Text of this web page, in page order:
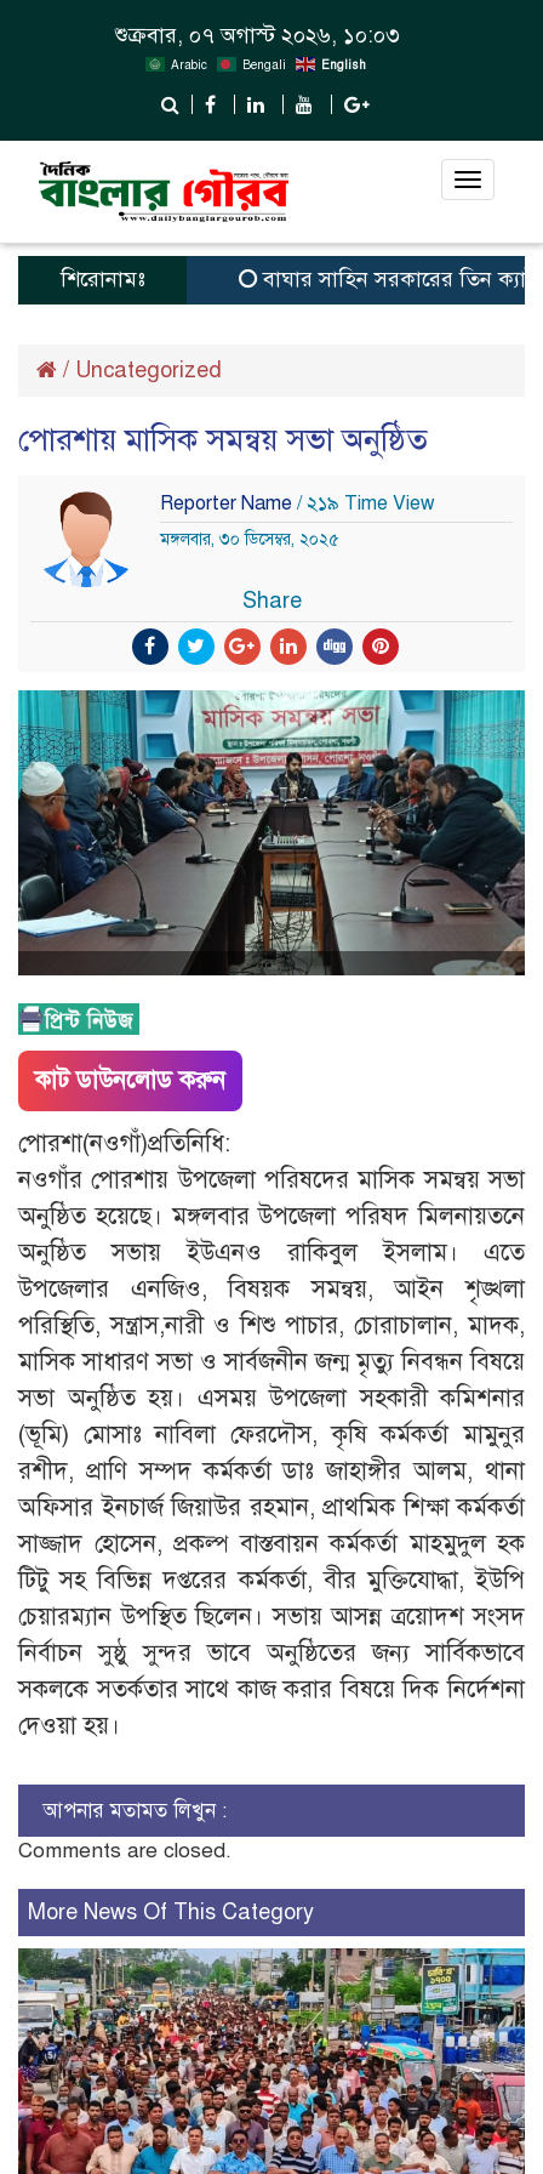
শুক্রবার, ০৭ অগাস্ট ২০২৬, ১০:০৩
Arabic Bengali English
Toggle
শিরোনামঃ বাঘার সাহিন সরকারের তিন
/ Uncategorized
পোরশায় মাসিক সমন্বয় সভা অনুষ্ঠিত
Reporter Name / ২১৯ Time View
মঙ্গলবার, ৩০ ডিসেম্বর, ২০২৫
Share
কাট ডাউনলোড করুন
পোরশা(নওগাঁ)প্রতিনিধি:
নওগাঁর পোরশায় উপজেলা পরিষদের মাসিক সমন্বয় সভা
অনুষ্ঠিত হয়েছে। মঙ্গলবার উপজেলা পরিষদ মিলনায়তনে
অনুষ্ঠিত সভায় ইউএনও রাকিবুল ইসলাম। এতে
উপজেলার এনজিও, বিষয়ক সমন্বয়, আইন শৃঙ্খলা
পরিস্থিতি, সন্ত্রাস,নারী ও শিশু পাচার, চোরাচালান, মাদক,
মাসিক সাধারণ সভা ও সার্বজনীন জন্ম মৃত্যু নিবন্ধন বিষয়ে
সভা অনুষ্ঠিত হয়। এসময় উপজেলা সহকারী কমিশনার
(ভূমি) মোসাঃ নাবিলা ফেরদৌস, কৃষি কর্মকর্তা মামুনুর
রশীদ, প্রাণি সম্পদ কর্মকর্তা ডাঃ জাহাঙ্গীর আলম, থানা
অফিসার ইনচার্জ জিয়াউর রহমান, প্রাথমিক শিক্ষা কর্মকর্তা
সাজ্জাদ হোসেন, প্রকল্প বাস্তবায়ন কর্মকর্তা মাহমুদুল হক
টিটু সহ বিভিন্ন দপ্তরের কর্মকর্তা, বীর মুক্তিযোদ্ধা, ইউপি
চেয়ারম্যান উপস্থিত ছিলেন। সভায় আসন্ন ত্রয়োদশ সংসদ
নির্বাচন সুষ্ঠু সুন্দর ভাবে অনুষ্ঠিতের জন্য সার্বিকভাবে
সকলকে সতর্কতার সাথে কাজ করার বিষয়ে দিক নির্দেশনা
দেওয়া হয়।
আপনার মতামত লিখুন :
Comments are closed.
More News Of This Category